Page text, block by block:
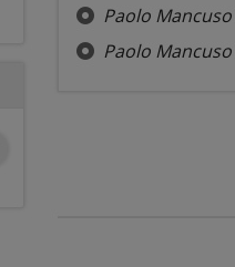
Paolo Mancuso
Paolo Mancuso